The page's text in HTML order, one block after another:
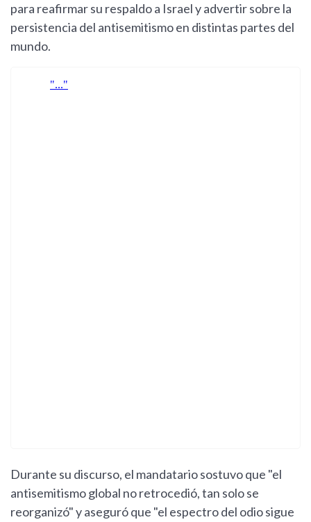
para reafirmar su respaldo a Israel y advertir sobre la
persistencia del antisemitismo en distintas partes del
mundo.
Durante su discurso, el mandatario sostuvo que "el
antisemitismo global no retrocedió, tan solo se
reorganizó" y aseguró que "el espectro del odio sigue